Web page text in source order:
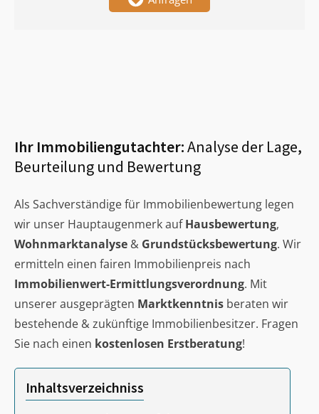
Ihr Immobiliengutachter:Analyse der Lage,
Beurteilung und Bewertung
Als Sachverständige für Immobilienbewertung legen
wir unser Hauptaugenmerk aufHausbewertung,
Wohnmarktanalyse & Grundstücksbewertung. Wir
ermitteln einen fairen Immobilienpreis nach
Immobilienwert-Ermittlungsverordnung. Mit
unserer ausgeprägten Marktkenntnis beraten wir
bestehende & zukünftige Immobilienbesitzer. Fragen
Sie nach einen kostenlosen Erstberatung!
Inhaltsverzeichniss